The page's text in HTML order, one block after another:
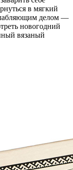
в мягкий
делом —
новогодний
вязаный